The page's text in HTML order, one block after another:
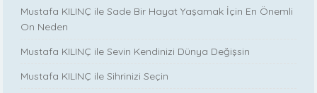
Mustafa KILINÇ ile Sade Bir Hayat Yaşamak İçin En Önemli
On Neden
Mustafa KILINÇ ile Sevin Kendinizi Dünya Değişsin
Mustafa KILINÇ ile Sihrinizi Seçin